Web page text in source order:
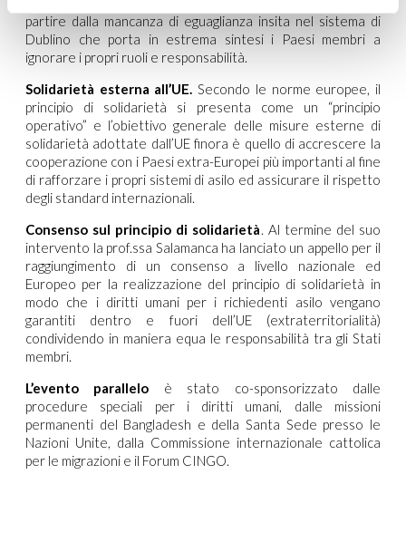
partire dalla mancanza di eguaglianza insita nel sistema di
Dublino che porta in estrema sintesi i Paesi membri a
ignorare i propri ruoli e responsabilità.
Solidarietà esterna all’UE. Secondo le norme europee, il
principio di solidarietà si presenta come un “principio
operativo” e l’obiettivo generale delle misure esterne di
solidarietà adottate dall’UE finora è quello di accrescere la
cooperazione con i Paesi extra-Europei più importanti al fine
di rafforzare i propri sistemi di asilo ed assicurare il rispetto
degli standard internazionali.
Consenso sul principio di solidarietà. Al termine del suo
intervento la prof.ssa Salamanca ha lanciato un appello per il
raggiungimento di un consenso a livello nazionale ed
Europeo per la realizzazione del principio di solidarietà in
modo che i diritti umani per i richiedenti asilo vengano
garantiti dentro e fuori dell’UE (extraterritorialità)
condividendo in maniera equa le responsabilità tra gli Stati
membri.
L’evento parallelo è stato co-sponsorizzato dalle
procedure speciali per i diritti umani, dalle missioni
permanenti del Bangladesh e della Santa Sede presso le
Nazioni Unite, dalla Commissione internazionale cattolica
per le migrazioni e il Forum CINGO.